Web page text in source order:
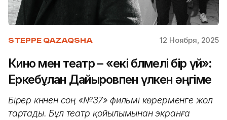
STEPPE QAZAQSHA 12 Ноября, 2025
Кино мен театр – «екі бөлмелі бір үй»:
Еркебұлан Дайыровпен үлкен әңгіме
Бірер күннен соң «№37» фильмі көрерменге жол
тартады. Бұл театр қойылымынан экранға